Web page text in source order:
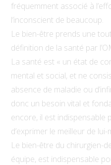
fréquemment associé à
l’inconscient de beaucoup.
Le bien-être prends une
définition de la santé par
La santé est « un état de
mental et social, et ne
absence de maladie ou
donc un besoin vital et
encore, il est indispensable
d’exprimer le meilleur de lui-
Le bien-être du chirurgien-
équipe, est indispensable